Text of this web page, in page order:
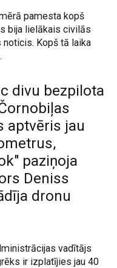
pamesta kopš
bija lielākais civilās
Kopš tā laika
divu bezpilota
aptvēris jau
paziņoja
Deniss
dronu
vadītājs
ir izplatījies jau 40